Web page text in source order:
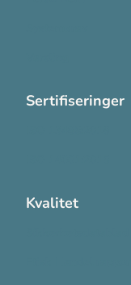
Sertifiseringer
Kvalitet